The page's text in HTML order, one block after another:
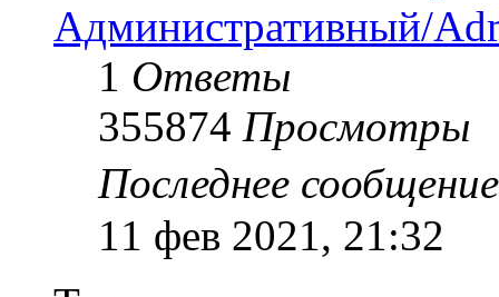
Административный/
1 Ответы
355874 Просмотры
Последнее
11 фев 2021, 21:32